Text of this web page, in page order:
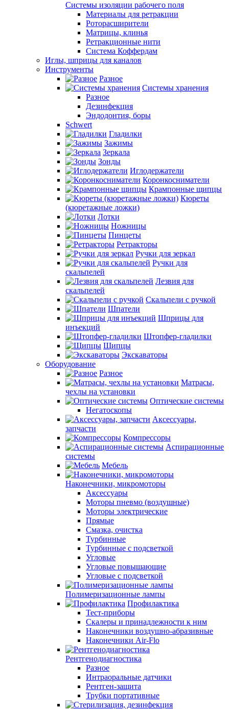
Системы изоляции рабочего поля
Материалы для ретракции
Роторасширители
Матрицы, клинья
Ретракционные нити
Система Коффердам
Иглы, шприцы для каналов
Инструменты
Разное
Системы хранения
Разное
Дезинфекция
Эндодонтия, боры
Schwert
Гладилки
Зажимы
Зеркала
Зонды
Иглодержатели
Коронкосниматели
Крампонные щипцы
Кюреты
(кюретажные ложки)
Лотки
Ножницы
Пинцеты
Ретракторы
Ручки для зеркал
Ручки для
скальпелей
Лезвия для
скальпелей
Скальпели с ручкой
Шпатели
Шприцы для
инъекций
Штопфер-гладилки
Щипцы
Экскаваторы
Оборудование
Разное
Матрасы,
чехлы на установки
Оптические системы
Негатоскопы
Аксессуары,
запчасти
Компрессоры
Аспирационные
системы
Мебель
Наконечники, микромоторы
Аксессуары
Моторы пневмо (воздушные)
Моторы электрические
Прямые
Смазка, очистка
Турбинные
Турбинные с подсветкой
Угловые
Угловые повышающие
Угловые с подсветкой
Полимеризационные лампы
Профилактика
Тест-приборы
Скалеры и принадлежности к ним
Наконечники воздушно-абразивные
Наконечники Air-Flo
Рентгенодиагностика
Разное
Интраоральные датчики
Рентген-защита
Трубки портативные